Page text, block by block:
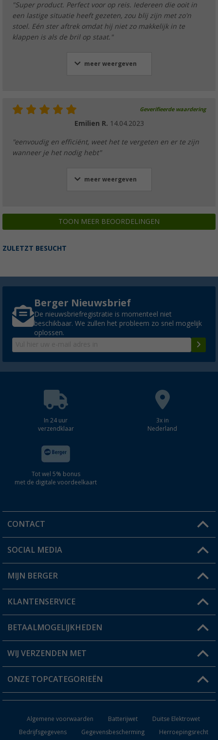
"Super product. Perfect voor op reis. Iedereen die ooit in
een lastige situatie heeft gezeten, zou blij zijn met zo'n
stoel. Eén ster aftrek omdat hij niet zo makkelijk in te
klappen is als de bril op staat."
meer weergeven
Geverifieerde waardering
Emilien R. 14.04.2023
"eenvoudig en efficiënt, weet het te vergeten en er te zijn
wanneer je het nodig hebt"
meer weergeven
TOON MEER BEOORDELINGEN
ZULETZT BESUCHT
Berger Nieuwsbrief
De nieuwsbriefregistratie is momenteel niet
beschikbaar. We zullen het probleem zo snel mogelijk
oplossen.
In 24 uur
verzendklaar
3x in
Nederland
Tot wel 5% bonus
met de digitale voordeelkaart
CONTACT
Een vraag?
Winkel vinden
SOCIAL MEDIA
MIJN BERGER
Mijn account
Status bestelling
Verlanglijstje
KLANTENSERVICE
FAQ & Contact
Verzendinformatie
Catalogus
BETAALMOGELIJKHEDEN
WIJ VERZENDEN MET
ONZE TOPCATEGORIEËN
Algemene voorwaarden Batterijwet
Duitse Elektrowet
Bedrijfsgegevens
Gegevensbescherming Herroepingsrecht